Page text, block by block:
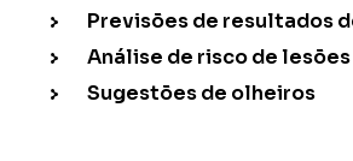
Previsões de resultados
Análise de risco de
Sugestões de olheiros